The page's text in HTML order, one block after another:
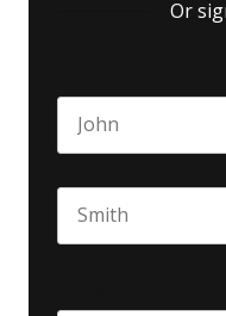
Or